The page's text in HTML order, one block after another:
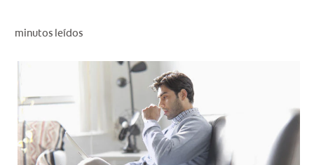
DO (ES)
SUSCRÍBASE
minutos leídos